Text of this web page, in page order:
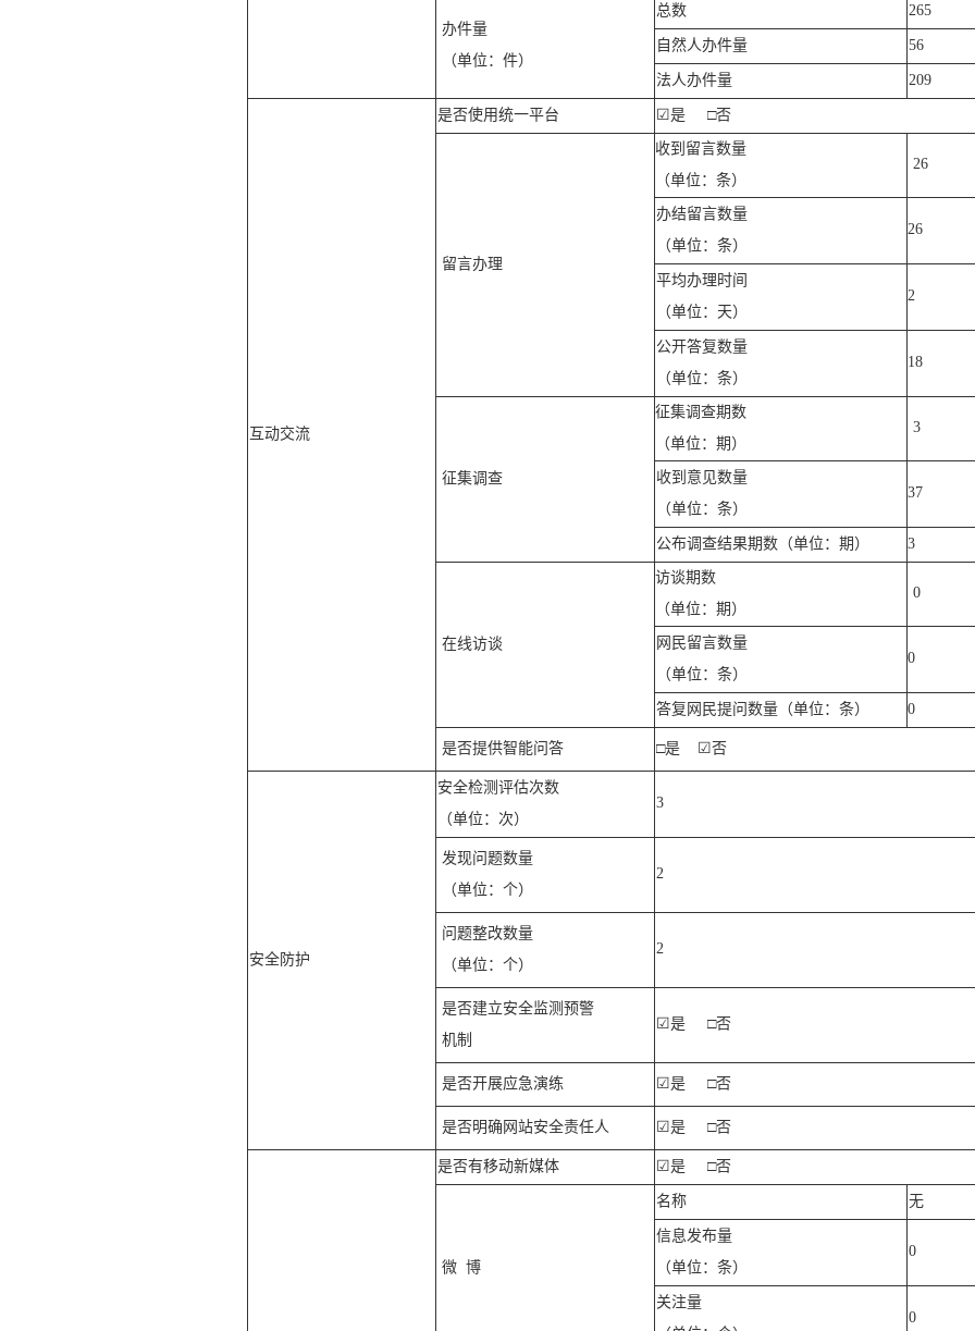
办件量
（单位：件）
总数 265
自然人办件量 56
法人办件量 209
互动交流
是否使用统一平台 ☑是 □否
留言办理
收到留言数量
（单位：条）
26
办结留言数量
（单位：条）
26
平均办理时间
（单位：天）
2
公开答复数量
（单位：条）
18
征集调查
征集调查期数
（单位：期）
3
收到意见数量
（单位：条）
37
公布调查结果期数（单位：期） 3
在线访谈
访谈期数
（单位：期）
0
网民留言数量
（单位：条）
0
答复网民提问数量（单位：条） 0
是否提供智能问答 □是 ☑否
安全防护
安全检测评估次数
（单位：次）
3
发现问题数量
（单位：个）
2
问题整改数量
（单位：个）
2
是否建立安全监测预警
机制
☑是 □否
是否开展应急演练 ☑是 □否
是否明确网站安全责任人 ☑是 □否
是否有移动新媒体 ☑是 □否
微 博
名称 无
信息发布量
（单位：条）
0
关注量
0